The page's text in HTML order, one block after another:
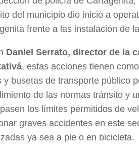
del municipio dio inició a
frente a las instalación de
Daniel Serrato, director de la
, estas acciones tienen
y busetas de transporte público
de las normas tránsito y
los límites permitidos de
graves accidentes en este
ya sea a pie o en bicicleta.